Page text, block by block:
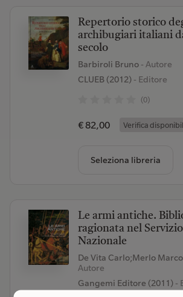
Repertorio storico
archibugiari italiani
secolo
Barbiroli Bruno - Autore
CLUEB (2012)- Editore
(0)
€ 82,00 Verifica
Seleziona libreria
Le armi antiche.
ragionata nel
Nazionale
De Vita Carlo;Merlo
Autore
Gangemi Editore (2011)-